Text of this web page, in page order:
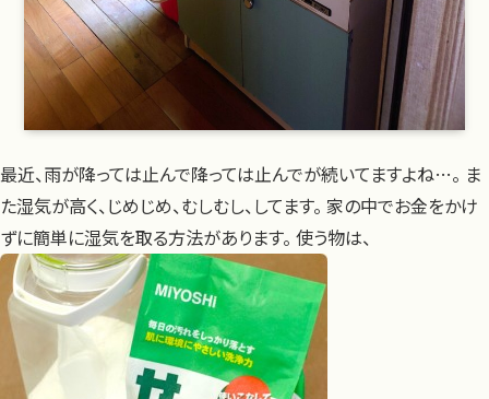
最近、雨が降っては止んで降っては止んでが続いてますよね…。 ま
た湿気が高く、じめじめ、むしむし、してます。 家の中でお金をかけ
ずに簡単に湿気を取る方法があります。 使う物は、